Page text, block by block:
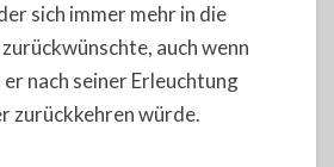
sich immer mehr in die
auch wenn
nach seiner Erleuchtung
zurückkehren würde.